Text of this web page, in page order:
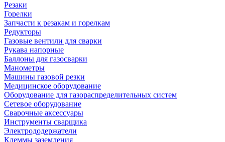
Резаки
Горелки
Запчасти к резакам и горелкам
Редукторы
Газовые вентили для сварки
Рукава напорные
Баллоны для газосварки
Манометры
Машины газовой резки
Медицинское оборудование
Оборудование для газораспределительных систем
Сетевое оборудование
Сварочные аксессуары
Инструменты сварщика
Электрододержатели
Клеммы заземления